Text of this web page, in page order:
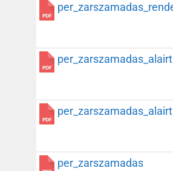
per_zarszamadas_alairt
per_zarszamadas